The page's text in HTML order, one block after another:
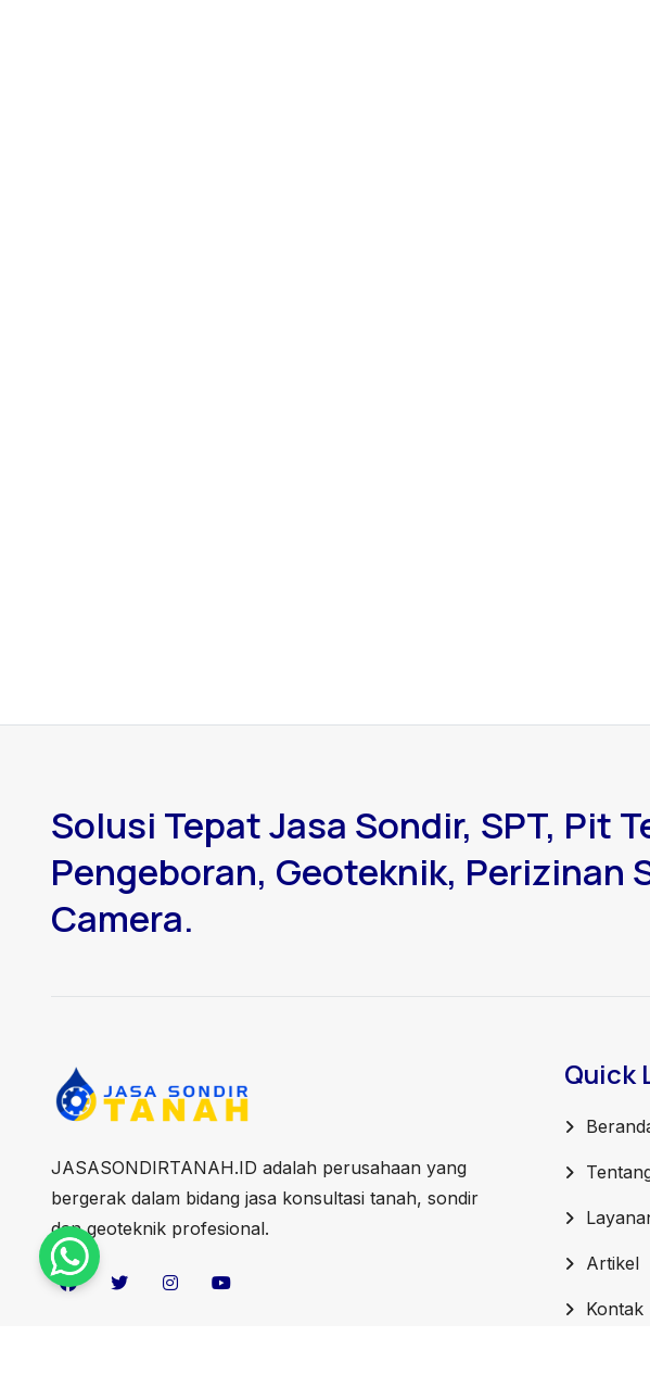
Solusi Tepat Jasa Sondir, SPT, Pit
Pengeboran, Geoteknik, Perizinan
Camera.
JASASONDIRTANAH.ID adalah perusahaan yang
bergerak dalam bidang jasa konsultasi tanah, sondir
dan geoteknik profesional.
Quick
Artikel
Kontak